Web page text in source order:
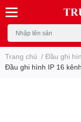
Trang chủ / Đầu ghi
Đầu ghi hình IP 16